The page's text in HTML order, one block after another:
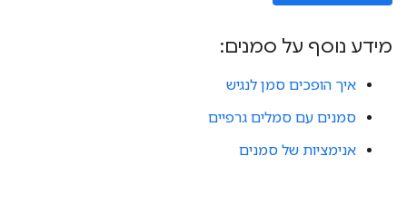
מידע נוסף על סמנים:
איך הופכים סמן לנגיש
סמנים עם סמלים גרפיים
אנימציות של סמנים